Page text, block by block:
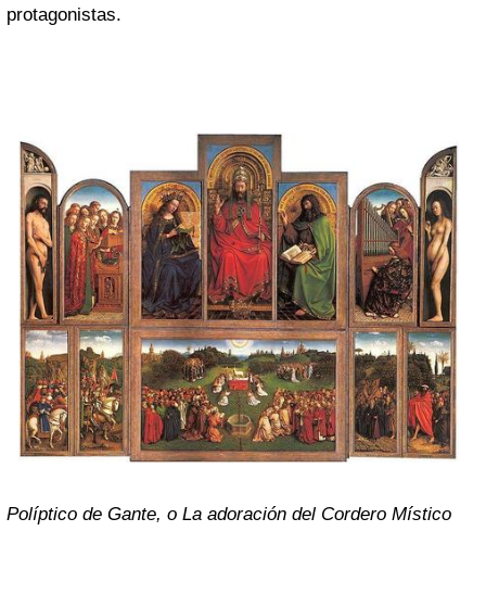
protagonistas.
Políptico de Gante, o La adoración del Cordero Místico